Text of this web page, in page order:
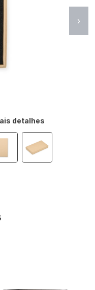
detalhes
›